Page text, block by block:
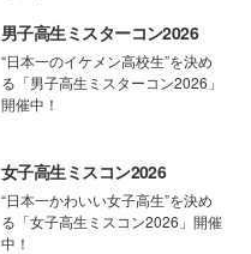
男子高生ミスターコン2026
“日本一のイケメン高校生”を決め
る「男子高生ミスターコン2026」
開催中！
女子高生ミスコン2026
“日本一かわいい女子高生”を決め
る「女子高生ミスコン2026」開催
中！